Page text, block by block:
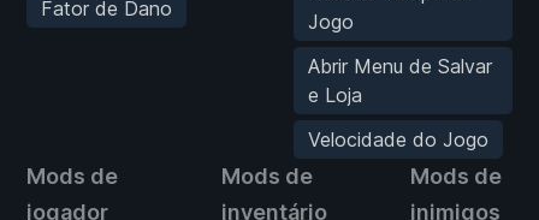
Fator de Dano
Jogo
Abrir Menu de Salvar
e Loja
Velocidade do Jogo
Mods de
jogador
Mods de
inventário
Mods de
inimigos